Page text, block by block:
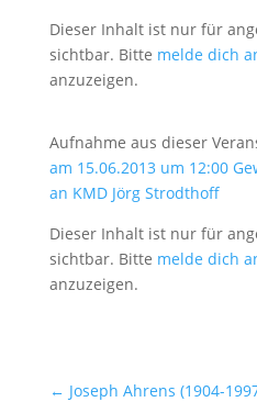
Dieser Inhalt ist nur für
sichtbar. Bitte melde dich
anzuzeigen.
Aufnahme aus dieser
am 15.06.2013 um 12:00
an KMD Jörg Strodthoff
Dieser Inhalt ist nur für
sichtbar. Bitte melde dich
anzuzeigen.
← Joseph Ahrens (1904-